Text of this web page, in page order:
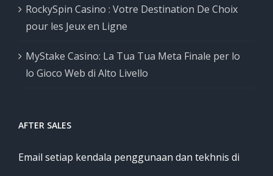
RockySpin Casino : Votre Destination De Choix
pour les Jeux en Ligne
MyStake Casino: La Tua Tua Meta Finale per lo
lo Gioco Web di Alto Livello
AFTER SALES
Email setiap kendala penggunaan dan tekhnis di